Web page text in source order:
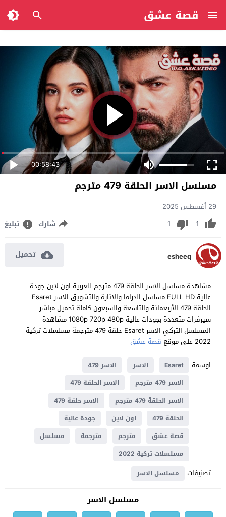
قصة عشق
00:58:43
مسلسل الاسر الحلقة 479 مترجم
29 أغسطس 2025
1
1 شارك تبليغ
esheeq تحميل
مشاهدة مسلسل الاسر الحلقة 479 مترجم للعربية اون لاين جودة
عالية FULL HD مسلسل الدراما والاثارة والتشويق الاسر Esaret
الحلقة 479 الأربعمائة والتاسعة والسبعون كاملة تحميل مباشر
سيرفرات متعددة بجودات عالية 1080p 720p 480p مشاهدة
المسلسل التركي الاسر Esaret حلقة 479 مترجمة مسلسلات تركية
2022 على موقع
قصة عشق
اوسمة
Esaret الاسر
الاسر 479
الاسر 479 مترجم
الاسر الحلقة 479
الاسر الحلقة 479 مترجم
الاسر حلقة 479
الحلقة 479
اون لاين
جودة عالية
قصة عشق
مترجم مترجمة
مسلسل
مسلسلات تركية 2022
تصنيفات مسلسل الاسر
مسلسل الاسر